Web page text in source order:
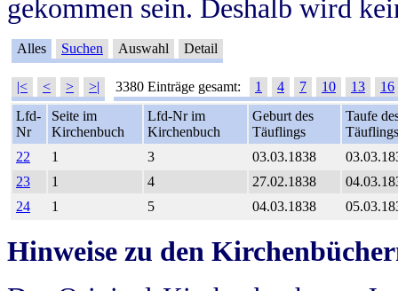
gekommen sein. Deshalb wird
Alles Suchen Auswahl Detail
|< < > >| 3380 Einträge gesamt: 1 4 7 10 13
16
Lfd-
Nr
Seite im
Kirchenbuch
Lfd-Nr im
Kirchenbuch
Geburt des
Täuflings
Taufe
Täuflings
22
1 3 03.03.1838
23
1 4 27.02.1838
24
1 5 04.03.1838
Hinweise zu den